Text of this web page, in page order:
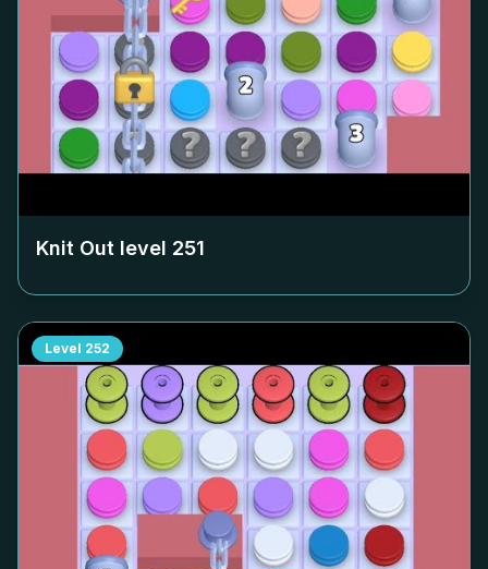
Knit Out level 251
Level 252